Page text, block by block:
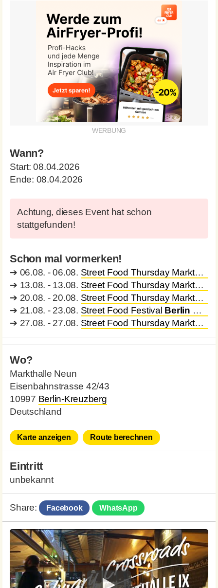
Wann?
Start:08.04.2026
Ende: 08.04.2026
Achtung, dieses Event hat schon
stattgefunden!
Schon mal vormerken!
➔ 06.08. - 06.08. Street Food Thursday Markthalle
➔ 13.08. - 13.08. Street Food Thursday Markthalle
➔ 20.08. - 20.08. Street Food Thursday Markthalle
➔ 21.08. - 23.08. Street Food Festival Berlin
➔ 27.08. - 27.08. Street Food Thursday Markthalle
Wo?
Markthalle Neun
Eisenbahnstrasse 42/43
10997 Berlin-Kreuzberg
Deutschland
Karte anzeigen Route berechnen
Eintritt
unbekannt
Share: Facebook WhatsApp